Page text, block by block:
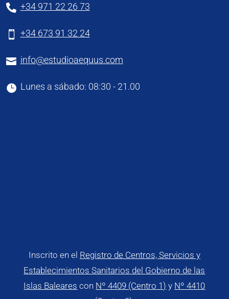
 +34 971 22 26 73
 +34 673 91 32 24
 info@estudioaequus.com
 Lunes a sábado: 08:30 - 21.00
Inscrito en el Registro de Centros, Servicios y
Establecimientos Sanitarios del Gobierno de las
Islas Baleares con Nº 4409 (Centro 1) y Nº 4410